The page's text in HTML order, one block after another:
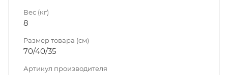
Вес (кг)
8
Размер товара (см)
70/40/35
Артикул производителя